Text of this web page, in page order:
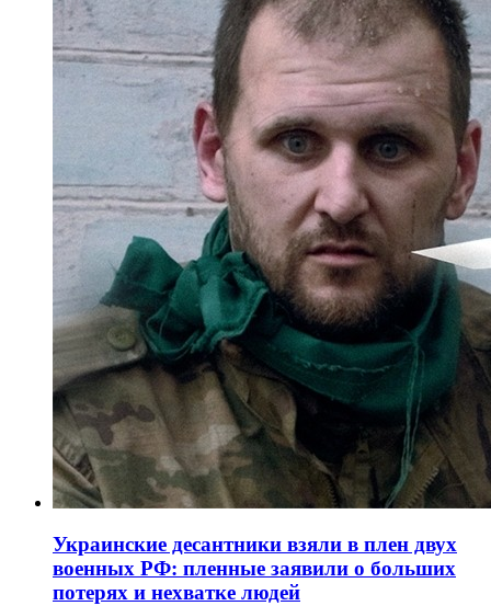
Украинские десантники взяли в плен двух
военных РФ: пленные заявили о больших
потерях и нехватке людей